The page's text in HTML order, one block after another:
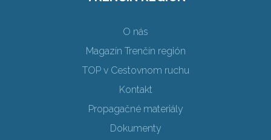
O nás
Magazín Trenčín región
TOP v Cestovnom ruchu
Kontakt
Propagačné materiály
Dokumenty